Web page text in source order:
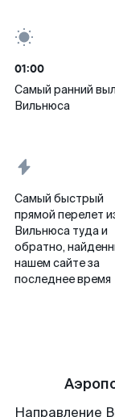
01:00
Самый ранний
Вильнюса
Самый быстрый
прямой перелет
Вильнюса туда и
обратно,
нашем сайте за
последнее время
Направление